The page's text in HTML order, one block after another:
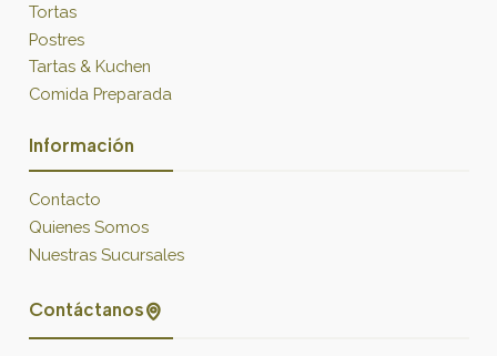
Tortas
Postres
Tartas & Kuchen
Comida Preparada
Información
Contacto
Quienes Somos
Nuestras Sucursales
Contáctanos